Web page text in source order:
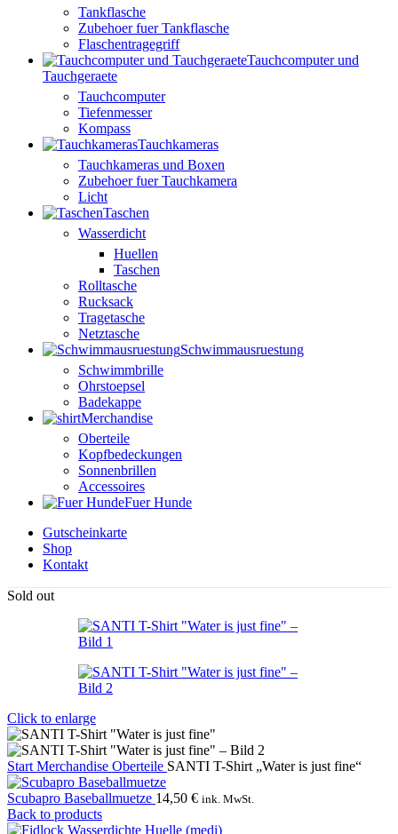
Tankflasche
Zubehoer fuer Tankflasche
Flaschentragegriff
Tauchcomputer und
Tauchgeraete
Tauchcomputer
Tiefenmesser
Kompass
Tauchkameras
Tauchkameras und Boxen
Zubehoer fuer Tauchkamera
Licht
Taschen
Wasserdicht
Huellen
Taschen
Rolltasche
Rucksack
Tragetasche
Netztasche
Schwimmausruestung
Schwimmbrille
Ohrstoepsel
Badekappe
Merchandise
Oberteile
Kopfbedeckungen
Sonnenbrillen
Accessoires
Fuer Hunde
Gutscheinkarte
Shop
Kontakt
Sold out
Click to enlarge
Start Merchandise Oberteile SANTI T-Shirt „Water is just fine“
Scubapro Baseballmuetze 14,50 € ink. MwSt.
Back to products